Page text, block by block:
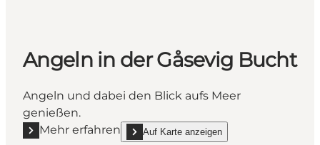
Angeln in der Gåsevig Bucht
Angeln und dabei den Blick aufs Meer
genießen.
Mehr erfahren
Mehr erfahren "Angeln in der Gåsevig Bucht"
Auf Karte anzeigen
show Angeln in der Gåsevig Bucht on_map